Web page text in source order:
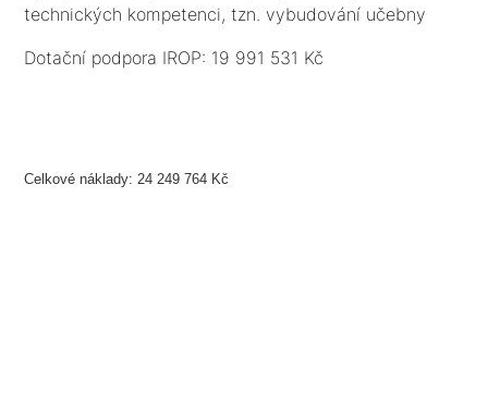
technických kompetenci, tzn. vybudování učebny
zázemí, vybavení nábytkem, IT a učebními
Dotační podpora IROP: 19 991 531 Kč
Celkové náklady: 24 249 764 Kč